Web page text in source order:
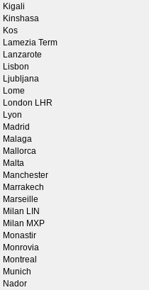
Kigali
Kinshasa
Kos
Lamezia Term
Lanzarote
Lisbon
Ljubljana
Lome
London LHR
Lyon
Madrid
Malaga
Mallorca
Malta
Manchester
Marrakech
Marseille
Milan LIN
Milan MXP
Monastir
Monrovia
Montreal
Munich
Nador